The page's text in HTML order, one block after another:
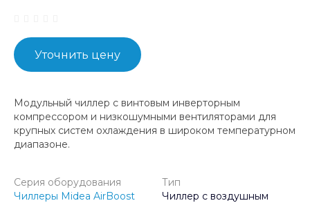
Уточнить цену
Модульный чиллер с винтовым инверторным
компрессором и низкошумными вентиляторами для
крупных систем охлаждения в широком температурном
диапазоне.
Серия оборудования
Чиллеры Midea AirBoost
Тип
Чиллер с воздушным